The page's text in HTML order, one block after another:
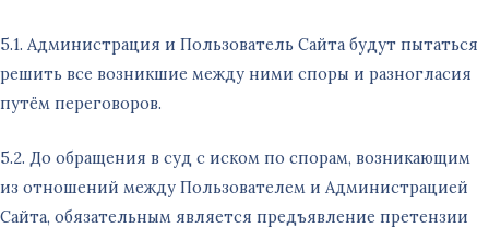
5.1. Администрация и Пользователь Сайта будут пытаться
решить все возникшие между ними споры и разногласия
путём переговоров.
5.2. До обращения в суд с иском по спорам, возникающим
из отношений между Пользователем и Администрацией
Сайта, обязательным является предъявление претензии